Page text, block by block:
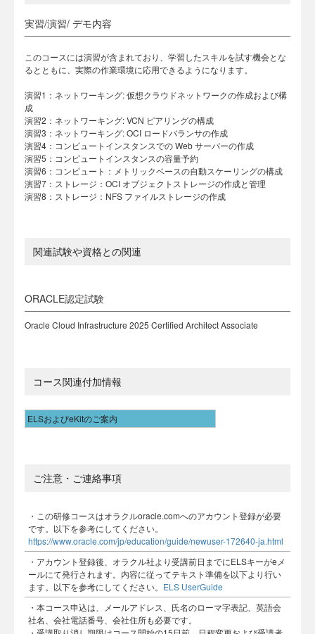
実習/演習/ デモ内容
このコースには演習が含まれており、学習したスキルを試す機会とな
るとともに、実際の作業環境に応用できるようになります。
演習1：ネットワーキング: 仮想クラウドネットワークの作成および構
成
演習2：ネットワーキング: VCN ピアリングの構成
演習3：ネットワーキング: OCI ロードバランサの作成
演習4：コンピュートインスタンスでの Web サーバーの作成
演習5：コンピュートインスタンスの容量予約
演習6：コンピュート：メトリックベースの自動スケーリングの構成
演習7：ストレージ：OCI オブジェクトストレージの作成と管理
演習8：ストレージ：NFS ファイルストレージの作成
関連試験や資格との関連
ORACLE認定試験
Oracle Cloud Infrastructure 2025 Certified Architect Associate
コース関連付加情報
ELSおよびeKitのご案内
ご注意・ご連絡事項
・この研修コースはオラクルoracle.comへのアカウント登録が必要
です。以下を参考にしてください。
https://www.oracle.com/jp/education/guide/newuser-172640-ja.html
・アカウント登録後、オラクル社より受講前日までにELSキーがeメ
ールにて発行されます。内容に従ってテキスト準備を以下より行い
ます。以下を参考にしてください。 ELS UserGuide
・本コース申込は、メールアドレス、氏名のローマ字表記、英語会
社名、会社電話番号、会社住所も必要です。